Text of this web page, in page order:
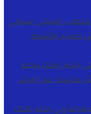
الملكي السامي
الأنشطة
جلالة الملك محمد
بمناسبة عيد العرش
إلى جلالة الملك